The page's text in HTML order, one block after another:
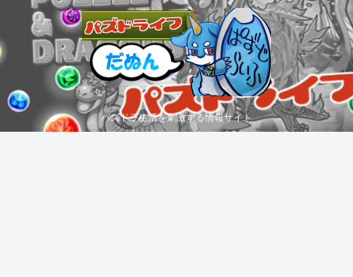
パズドラ生活を刺激する情報サイト